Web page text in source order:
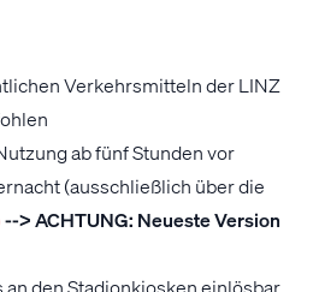
Verkehrsmitteln der LINZ
ab fünf Stunden vor
(ausschließlich über die
--> ACHTUNG: Neueste Version
an den Stadionkiosken einlösbar